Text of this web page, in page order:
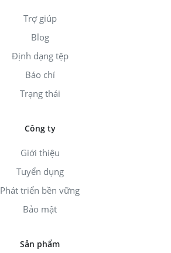
Trợ giúp
Blog
Định dạng tệp
Báo chí
Trạng thái
Công ty
Giới thiệu
Tuyển dụng
Phát triển bền vững
Bảo mật
Sản phẩm